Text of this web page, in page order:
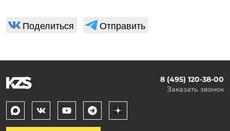
Поделиться Отправить
8 (495) 120-38-00
Заказать звонок